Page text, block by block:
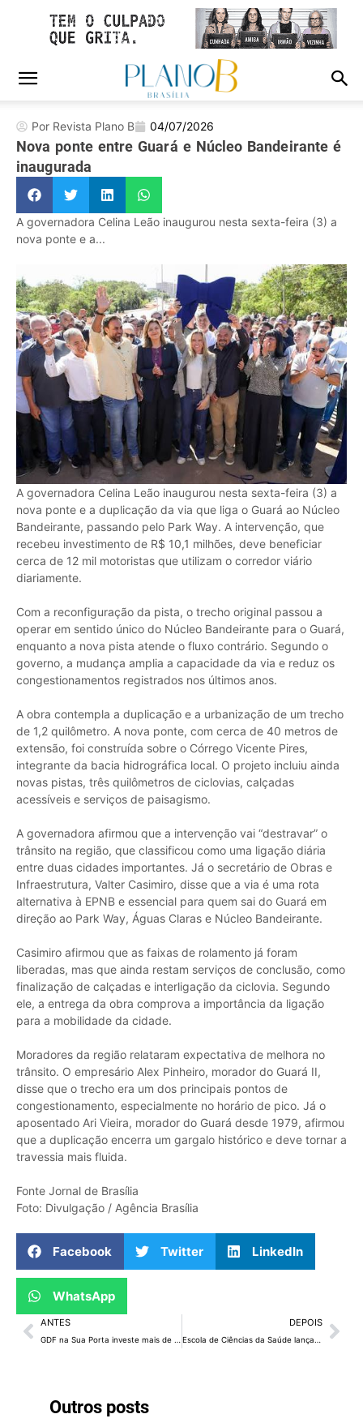
Outros posts
Por Revista Plano B 04/07/2026
Nova ponte entre Guará e Núcleo Bandeirante é
inaugurada
A governadora Celina Leão inaugurou nesta sexta-feira (3) a
nova ponte e a...
A governadora Celina Leão inaugurou nesta sexta-feira (3) a
nova ponte e a duplicação da via que liga o Guará ao Núcleo
Bandeirante, passando pelo Park Way. A intervenção, que
recebeu investimento de R$ 10,1 milhões, deve beneficiar
cerca de 12 mil motoristas que utilizam o corredor viário
diariamente.
Com a reconfiguração da pista, o trecho original passou a
operar em sentido único do Núcleo Bandeirante para o Guará,
enquanto a nova pista atende o fluxo contrário. Segundo o
governo, a mudança amplia a capacidade da via e reduz os
congestionamentos registrados nos últimos anos.
A obra contempla a duplicação e a urbanização de um trecho
de 1,2 quilômetro. A nova ponte, com cerca de 40 metros de
extensão, foi construída sobre o Córrego Vicente Pires,
integrante da bacia hidrográfica local. O projeto incluiu ainda
novas pistas, três quilômetros de ciclovias, calçadas
acessíveis e serviços de paisagismo.
A governadora afirmou que a intervenção vai “destravar” o
trânsito na região, que classificou como uma ligação diária
entre duas cidades importantes. Já o secretário de Obras e
Infraestrutura, Valter Casimiro, disse que a via é uma rota
alternativa à EPNB e essencial para quem sai do Guará em
direção ao Park Way, Águas Claras e Núcleo Bandeirante.
Casimiro afirmou que as faixas de rolamento já foram
liberadas, mas que ainda restam serviços de conclusão, como
finalização de calçadas e interligação da ciclovia. Segundo
ele, a entrega da obra comprova a importância da ligação
para a mobilidade da cidade.
Moradores da região relataram expectativa de melhora no
trânsito. O empresário Alex Pinheiro, morador do Guará II,
disse que o trecho era um dos principais pontos de
congestionamento, especialmente no horário de pico. Já o
aposentado Ari Vieira, morador do Guará desde 1979, afirmou
que a duplicação encerra um gargalo histórico e deve tornar a
travessia mais fluida.
Fonte Jornal de Brasília
Foto: Divulgação / Agência Brasília
Facebook Twitter LinkedIn
WhatsApp
ANTES DEPOIS